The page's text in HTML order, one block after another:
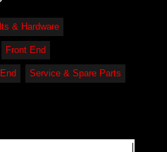
& Hardware
Front End
Service & Spare Parts